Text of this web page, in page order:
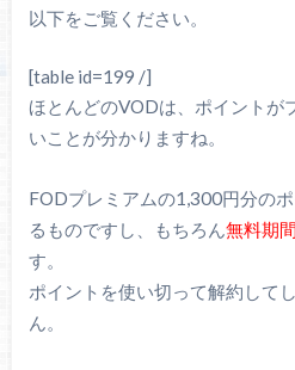
以下をご覧ください。
[table id=199 /]
ほとんどのVODは、ポイントが
いことが分かりますね。
FODプレミアムの1,300円分の
るものですし、もちろん 無料期
す。
ポイントを使い切って解約して
ん。